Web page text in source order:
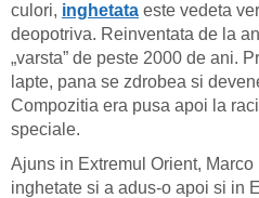
culori, inghetata este vedeta
deopotriva. Reinventata de la
„varsta” de peste 2000 de ani.
lapte, pana se zdrobea si
Compozitia era pusa apoi la
speciale.
Ajuns in Extremul Orient,
inghetate si a adus-o apoi si in